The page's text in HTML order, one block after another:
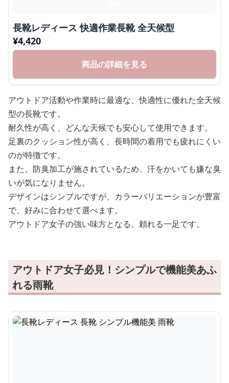
長靴レディース 快適作業長靴 全天候型
¥4,420
商品の詳細を見る
アウトドア活動や作業時に最適な、快適性に優れた全天候
型の長靴です。
耐久性が高く、どんな天候でも安心して使用できます。
足裏のクッション性が高く、長時間の着用でも疲れにくい
のが特徴です。
また、防臭加工が施されているため、汗をかいても嫌な臭
いが気になりません。
デザインはシンプルですが、カラーバリエーションが豊富
で、好みに合わせて選べます。
アウトドア女子の強い味方となる、頼れる一足です。
アウトドア女子必見！シンプルで機能美あふ
れる雨靴